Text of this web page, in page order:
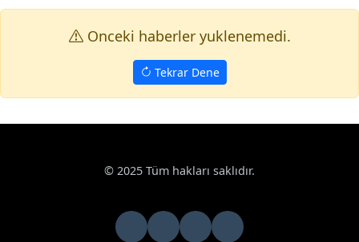
Onceki haberler yuklenemedi.
Tekrar Dene
© 2025 Tüm hakları saklıdır.